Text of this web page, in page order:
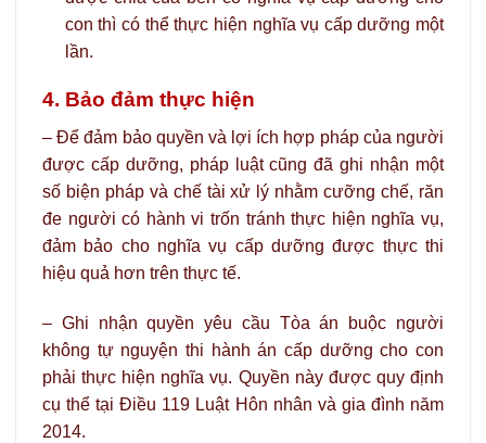
con thì có thể thực hiện nghĩa vụ cấp dưỡng một
lần.
4. Bảo đảm thực hiện
– Để đảm bảo quyền và lợi ích hợp pháp của người
được cấp dưỡng, pháp luật cũng đã ghi nhận một
số biện pháp và chế tài xử lý nhằm cưỡng chế, răn
đe người có hành vi trốn tránh thực hiện nghĩa vụ,
đảm bảo cho nghĩa vụ cấp dưỡng được thực thi
hiệu quả hơn trên thực tế.
– Ghi nhận quyền yêu cầu Tòa án buộc người
không tự nguyện thi hành án cấp dưỡng cho con
phải thực hiện nghĩa vụ. Quyền này được quy định
cụ thể tại Điều 119 Luật Hôn nhân và gia đình năm
2014.